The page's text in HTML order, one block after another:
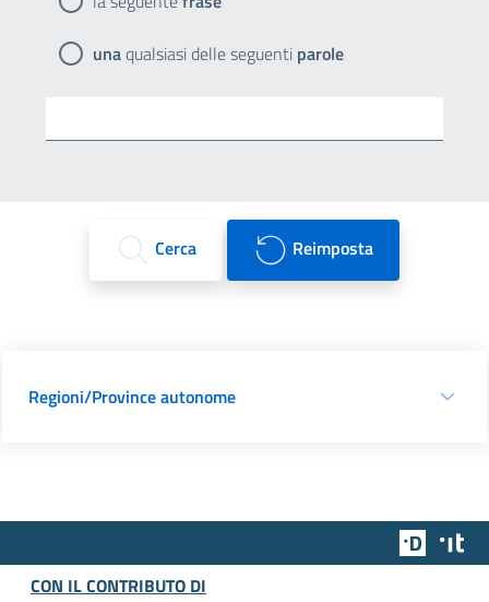
unaqualsiasi delle seguenti parole
Cerca Reimposta
Regioni/Province autonome
Team
CON IL CONTRIBUTO DI